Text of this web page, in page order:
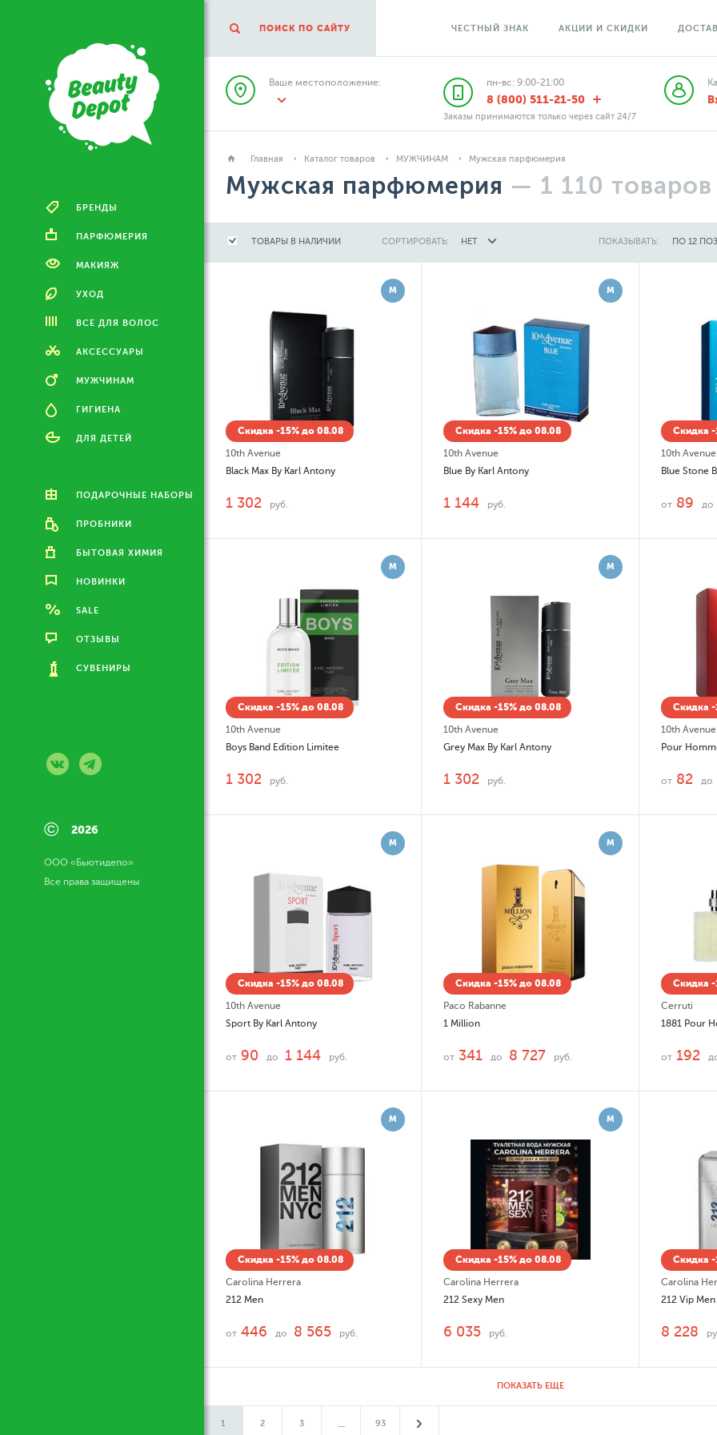
БРЕНДЫ
ПАРФЮМЕРИЯ
МАКИЯЖ
УХОД
ВСЕ ДЛЯ ВОЛОС
АКСЕССУАРЫ
МУЖЧИНАМ
ГИГИЕНА
ДЛЯ ДЕТЕЙ
ПОДАРОЧНЫЕ НАБОРЫ
ПРОБНИКИ
БЫТОВАЯ ХИМИЯ
НОВИНКИ
SALE
ОТЗЫВЫ
СУВЕНИРЫ
© 2026
ООО «Бьютидепо»
Все права защищены
ПОИСК ПО САЙТУ ЧЕСТНЫЙ ЗНАК АКЦИИ И СКИДКИ
Ваше местоположение: пн-вс: 9:00-21:00
8 (800) 511-21-50
Заказы принимаются только через сайт 24/7
Главная Каталог товаров МУЖЧИНАМ Мужская парфюмерия
Мужская парфюмерия — 1 110 товаров
ТОВАРЫ В НАЛИЧИИ СОРТИРОВАТЬ: НЕТ ПОКАЗЫВАТЬ: ПО 12
М
Скидка -15% до 08.08
10th Avenue
Black Max By Karl Antony
1 302 руб.
М
Скидка -15% до 08.08
10th Avenue
Blue By Karl Antony
1 144 руб.
Скидка -
10th Avenue
Blue Stone
от 89 до
М
Скидка -15% до 08.08
10th Avenue
Boys Band Edition Limitee
1 302 руб.
М
Скидка -15% до 08.08
10th Avenue
Grey Max By Karl Antony
1 302 руб.
Скидка -
10th Avenue
Pour
от 82 до
М
Скидка -15% до 08.08
10th Avenue
Sport By Karl Antony
от 90 до 1 144 руб.
М
Скидка -15% до 08.08
Paco Rabanne
1 Million
от 341 до 8 727 руб.
Скидка -
Cerruti
1881 Pour
от 192
М
Скидка -15% до 08.08
Carolina Herrera
212 Men
от 446 до 8 565 руб.
М
Скидка -15% до 08.08
Carolina Herrera
212 Sexy Men
6 035 руб.
Скидка -
Carolina
212 Vip Men
8 228
ПОКАЗАТЬ ЕЩЕ
1 2 3 ... 93